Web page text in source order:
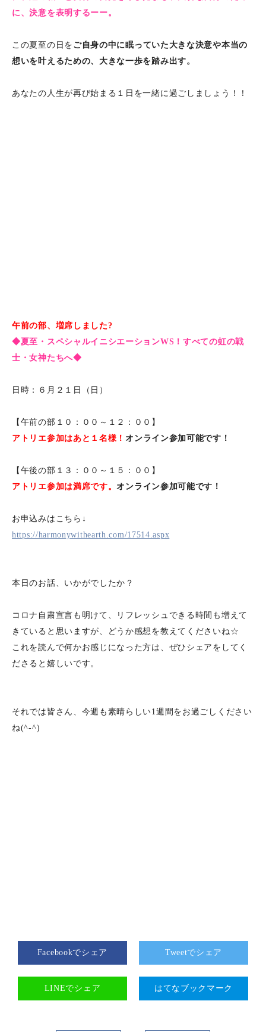
に、決意を表明するーー。
この夏至の日を ご自身の中に眠っていた大きな決意や本当の
想いを叶えるための、大きな一歩を踏み出す。
あなたの人生が再び始まる１日を一緒に過ごしましょう！！
午前の部、増席しました?
◆夏至・スペシャルイニシエーションWS！すべての虹の戦
士・女神たちへ◆
日時：６月２１日（日）
【午前の部１０：００～１２：００】
アトリエ参加はあと１名様！オンライン参加可能です！
【午後の部１３：００～１５：００】
アトリエ参加は満席です。オンライン参加可能です！
お申込みはこちら↓
https://harmonywithearth.com/17514.aspx
本日のお話、いかがでしたか？
コロナ自粛宣言も明けて、リフレッシュできる時間も増えて
きていると思いますが、どうか感想を教えてくださいね☆
これを読んで何かお感じになった方は、ぜひシェアをしてく
ださると嬉しいです。
それでは皆さん、今週も素晴らしい1週間をお過ごしください
ね(^-^)
Facebookでシェア Tweetでシェア
LINEでシェア はてなブックマーク